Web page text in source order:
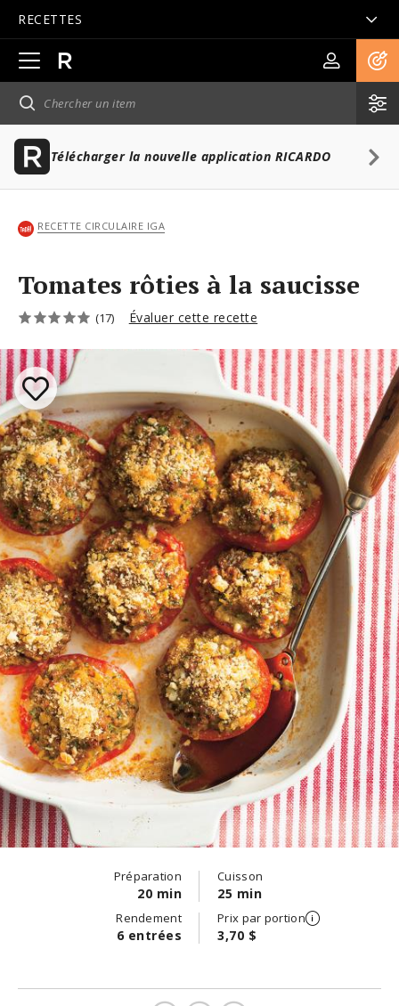
RECETTES
Ouvrir
la
navigation
principale
Télécharger la nouvelle application RICARDO
RECETTE CIRCULAIRE IGA
Tomates rôties à la saucisse
(17) Évaluer cette recette
Préparation
20 min
Cuisson
25 min
Rendement
6 entrées
Prix par portion
3,70 $